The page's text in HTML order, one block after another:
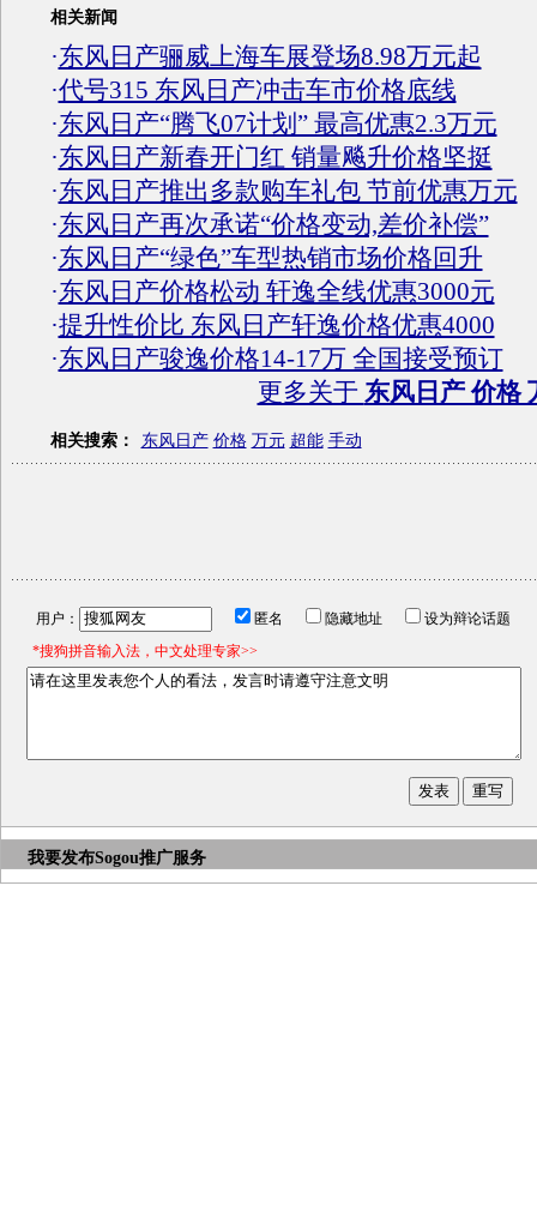
相关新闻
·东风日产骊威上海车展登场8.98万元起
·代号315 东风日产冲击车市价格底线
·东风日产“腾飞07计划” 最高优惠2.3万元
·东风日产新春开门红 销量飚升价格坚挺
·东风日产推出多款购车礼包 节前优惠万元
·东风日产再次承诺“价格变动,差价补偿”
·东风日产“绿色”车型热销市场价格回升
·东风日产价格松动 轩逸全线优惠3000元
·提升性价比 东风日产轩逸价格优惠4000
·东风日产骏逸价格14-17万 全国接受预订
更多关于 东风日产 价格
相关搜索： 东风日产 价格 万元 超能 手动
用户： 匿名 隐藏地址
设为辩论话题
*搜狗拼音输入法，中文处理专家>>
我要发布Sogou推广服务